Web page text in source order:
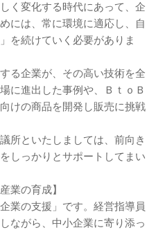
く変化する時代にあって、企
には、常に環境に適応し、自
を続けていく必要がありま
る企業が、その高い技術を全
に進出した事例や、ＢｔｏＢ
けの商品を開発し販売に挑戦
所といたしましては、前向き
しっかりとサポートしてまい
業の育成】
業の支援」です。経営指導員
ながら、中小企業に寄り添っ